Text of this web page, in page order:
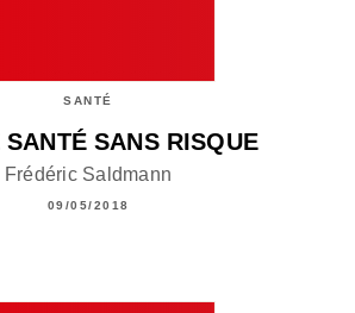
SANTÉ
SANTÉ SANS RISQUE
Frédéric Saldmann
09/05/2018